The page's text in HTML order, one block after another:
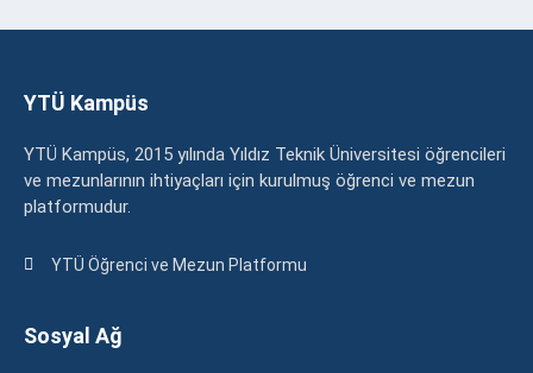
YTÜ Kampüs
YTÜ Kampüs, 2015 yılında Yıldız Teknik Üniversitesi öğrencileri
ve mezunlarının ihtiyaçları için kurulmuş öğrenci ve mezun
platformudur.
YTÜ Öğrenci ve Mezun Platformu
Sosyal Ağ